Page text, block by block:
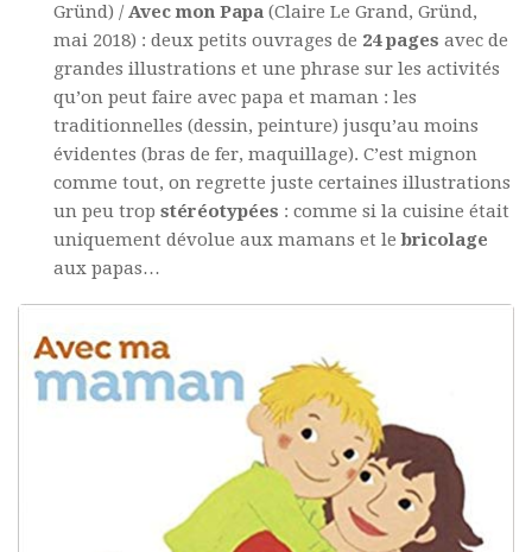
Gründ) /Avec mon Papa (Claire Le Grand, Gründ,
mai 2018) : deux petits ouvrages de 24 pages avec de
grandes illustrations et une phrase sur les activités
qu’on peut faire avec papa et maman : les
traditionnelles (dessin, peinture) jusqu’au moins
évidentes (bras de fer, maquillage). C’est mignon
comme tout, on regrette juste certaines illustrations
un peu trop stéréotypées : comme si la cuisine était
uniquement dévolue aux mamans et lebricolage
aux papas…